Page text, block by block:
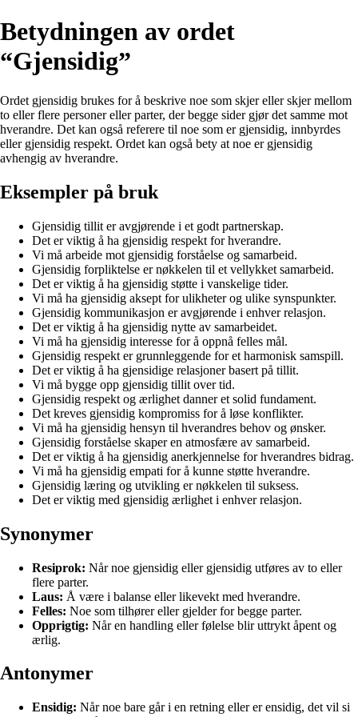
Betydningen av ordet
“Gjensidig”
Ordet gjensidig brukes for å beskrive noe som skjer eller skjer mellom
to eller flere personer eller parter, der begge sider gjør det samme mot
hverandre. Det kan også referere til noe som er gjensidig, innbyrdes
eller gjensidig respekt. Ordet kan også bety at noe er gjensidig
avhengig av hverandre.
Eksempler på bruk
Gjensidig tillit er avgjørende i et godt partnerskap.
Det er viktig å ha gjensidig respekt for hverandre.
Vi må arbeide mot gjensidig forståelse og samarbeid.
Gjensidig forpliktelse er nøkkelen til et vellykket samarbeid.
Det er viktig å ha gjensidig støtte i vanskelige tider.
Vi må ha gjensidig aksept for ulikheter og ulike synspunkter.
Gjensidig kommunikasjon er avgjørende i enhver relasjon.
Det er viktig å ha gjensidig nytte av samarbeidet.
Vi må ha gjensidig interesse for å oppnå felles mål.
Gjensidig respekt er grunnleggende for et harmonisk samspill.
Det er viktig å ha gjensidige relasjoner basert på tillit.
Vi må bygge opp gjensidig tillit over tid.
Gjensidig respekt og ærlighet danner et solid fundament.
Det kreves gjensidig kompromiss for å løse konflikter.
Vi må ha gjensidig hensyn til hverandres behov og ønsker.
Gjensidig forståelse skaper en atmosfære av samarbeid.
Det er viktig å ha gjensidig anerkjennelse for hverandres bidrag.
Vi må ha gjensidig empati for å kunne støtte hverandre.
Gjensidig læring og utvikling er nøkkelen til suksess.
Det er viktig med gjensidig ærlighet i enhver relasjon.
Synonymer
Resiprok: Når noe gjensidig eller gjensidig utføres av to eller
flere parter.
Laus: Å være i balanse eller likevekt med hverandre.
Felles: Noe som tilhører eller gjelder for begge parter.
Opprigtig: Når en handling eller følelse blir uttrykt åpent og
ærlig.
Antonymer
Ensidig: Når noe bare går i en retning eller er ensidig, det vil si